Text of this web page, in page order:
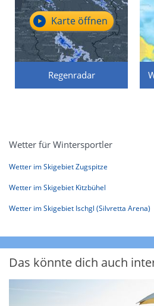
Regenradar
Karte öffnen
Wetter für Wintersportler
Wetter im Skigebiet Zugspitze
Wetter im Skigebiet Kitzbühel
Wetter im Skigebiet Ischgl (Silvretta Arena)
Das könnte dich auch